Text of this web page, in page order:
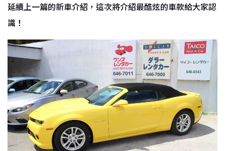
延續上一篇的新車介紹，這次將介紹最酷炫的車款給大家認
識！